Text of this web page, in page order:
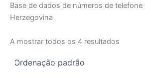
Base de dados de números de telefone
Herzegovina
A mostrar todos os 4 resultados